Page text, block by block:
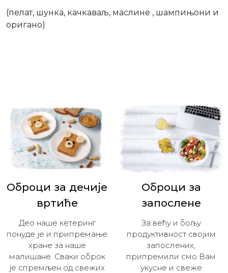
(пелат, шунка, качкаваљ, маслине , шампињони и
оригано)
Оброци за дечијe
вртиће
Део наше кетеринг
понуде је и припремање
хране за наше
малишане. Сваки оброк
је спремљен од свежих
Оброци за
запослене
За већу и бољу
продуктивност својим
запослених,
припремили смо Вам
укусне и свеже